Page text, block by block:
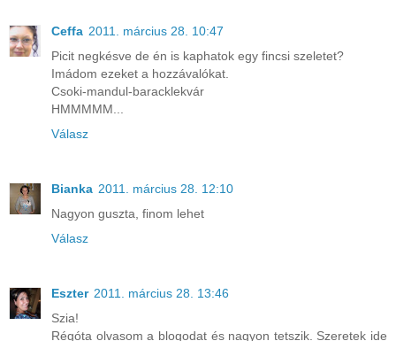
Ceffa 2011. március 28. 10:47
Picit negkésve de én is kaphatok egy fincsi szeletet?
Imádom ezeket a hozzávalókat.
Csoki-mandul-baracklekvár
HMMMMM...
Válasz
Bianka 2011. március 28. 12:10
Nagyon guszta, finom lehet
Válasz
Eszter 2011. március 28. 13:46
Szia!
Régóta olvasom a blogodat és nagyon tetszik. Szeretek ide